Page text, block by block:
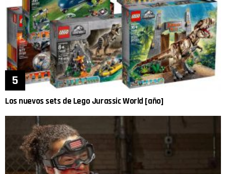
Los nuevos sets de Lego Jurassic World [año]